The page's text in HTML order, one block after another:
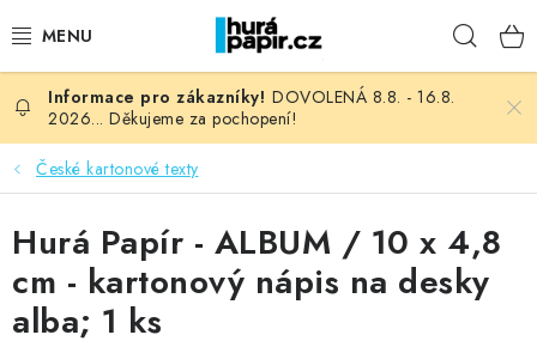
na
NOVINKY
HURÁ DÍLNA
VŠECHNO ZBOŽÍ
KNIHAŘSKÝ MATERIÁL
DOVOLENÁ 8.8. - 16.8.
2026... Děkujeme za pochopení!
České kartonové texty
Hurá Papír - ALBUM / 10 x 4,8
cm - kartonový nápis na desky
alba; 1 ks